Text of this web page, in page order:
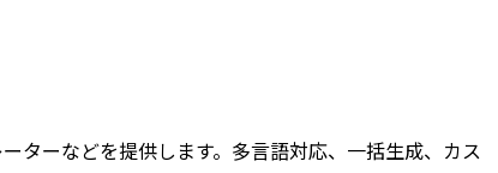
ターなどを提供します。多言語対応、一括生成、カス